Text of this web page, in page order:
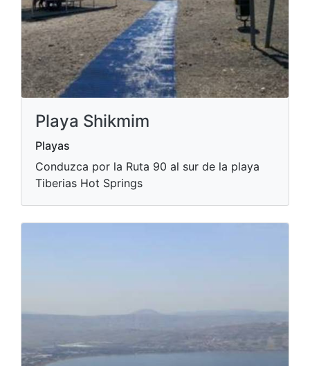
Playa Shikmim
Playas
Conduzca por la Ruta 90 al sur de la playa
Tiberias Hot Springs